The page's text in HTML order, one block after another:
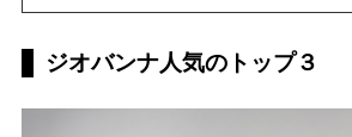
ジオバンナ人気のトップ３